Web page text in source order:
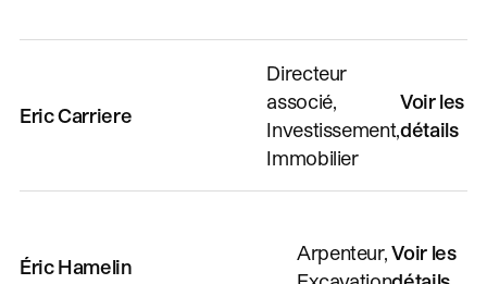
Eric Carriere
Directeur
associé,
Investissement,
Immobilier
Voir les
détails
Éric Hamelin
Arpenteur, Voir les